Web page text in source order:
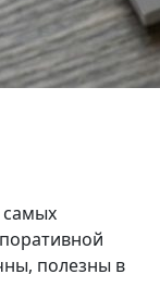
полезны в